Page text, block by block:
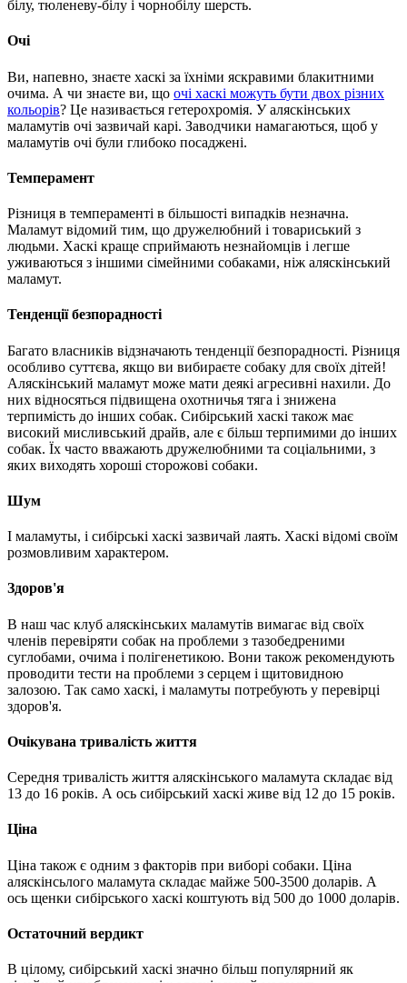
білу, тюленеву-білу і чорнобілу шерсть.
Очі
Ви, напевно, знаєте хаскі за їхніми яскравими блакитними
очима. А чи знаєте ви, що очі хаскі можуть бути двох різних
кольорів? Це називається гетерохромія. У аляскінських
маламутів очі зазвичай карі. Заводчики намагаються, щоб у
маламутів очі були глибоко посаджені.
Темперамент
Різниця в темпераменті в більшості випадків незначна.
Маламут відомий тим, що дружелюбний і товариський з
людьми. Хаскі краще сприймають незнайомців і легше
уживаються з іншими сімейними собаками, ніж аляскінський
маламут.
Тенденції безпорадності
Багато власників відзначають тенденції безпорадності. Різниця
особливо суттєва, якщо ви вибираєте собаку для своїх дітей!
Аляскінський маламут може мати деякі агресивні нахили. До
них відносяться підвищена охотничья тяга і знижена
терпимість до інших собак. Сибірський хаскі також має
високий мисливський драйв, але є більш терпимими до інших
собак. Їх часто вважають дружелюбними та соціальними, з
яких виходять хороші сторожові собаки.
Шум
І маламуты, і сибірські хаскі зазвичай лаять. Хаскі відомі своїм
розмовливим характером.
Здоров'я
В наш час клуб аляскінських маламутів вимагає від своїх
членів перевіряти собак на проблеми з тазобедреними
суглобами, очима і полігенетикою. Вони також рекомендують
проводити тести на проблеми з серцем і щитовидною
залозою. Так само хаскі, і маламуты потребують у перевірці
здоров'я.
Очікувана тривалість життя
Середня тривалість життя аляскінського маламута складає від
13 до 16 років. А ось сибірський хаскі живе від 12 до 15 років.
Ціна
Ціна також є одним з факторів при виборі собаки. Ціна
аляскінсьлого маламута складає майже 500-3500 доларів. А
ось щенки сибірського хаскі коштують від 500 до 1000 доларів.
Остаточний вердикт
В цілому, сибірський хаскі значно більш популярний як